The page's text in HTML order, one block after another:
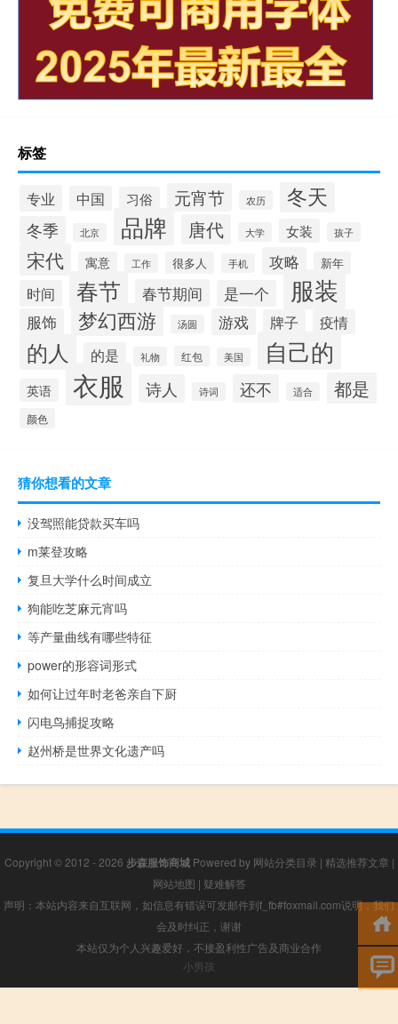
标签
专业 中国 习俗 元宵节 农历 冬天
冬季 北京 品牌 唐代 大学 女装 孩子
宋代 寓意 工作 很多人 手机 攻略 新年
时间 春节 春节期间 是一个 服装
服饰 梦幻西游 汤圆 游戏 牌子 疫情
的人 的是 礼物 红包 美国 自己的
英语 衣服 诗人 诗词 还不 适合 都是
颜色
猜你想看的文章
没驾照能贷款买车吗
m莱登攻略
复旦大学什么时间成立
狗能吃芝麻元宵吗
等产量曲线有哪些特征
power的形容词形式
如何让过年时老爸亲自下厨
闪电鸟捕捉攻略
赵州桥是世界文化遗产吗
Copyright © 2012 - 2026 步森服饰商城Powered by 网站分类目录 | 精选推荐文章 |
网站地图 | 疑难解答
声明：本站内容来自互联网，如信息有错误可发邮件到f_fb#foxmail.com说明，我们
会及时纠正，谢谢
本站仅为个人兴趣爱好，不接盈利性广告及商业合作
小男孩